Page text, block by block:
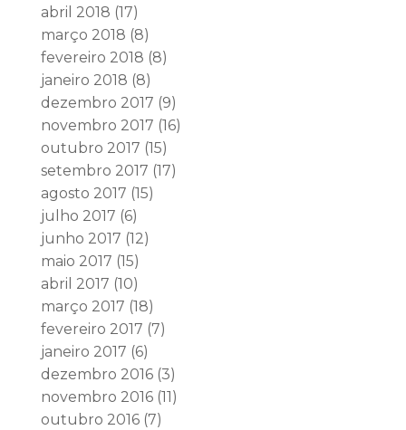
abril 2018 (17)
março 2018 (8)
fevereiro 2018 (8)
janeiro 2018 (8)
dezembro 2017 (9)
novembro 2017 (16)
outubro 2017 (15)
setembro 2017 (17)
agosto 2017 (15)
julho 2017 (6)
junho 2017 (12)
maio 2017 (15)
abril 2017 (10)
março 2017 (18)
fevereiro 2017 (7)
janeiro 2017 (6)
dezembro 2016(3)
novembro 2016(11)
outubro 2016(7)